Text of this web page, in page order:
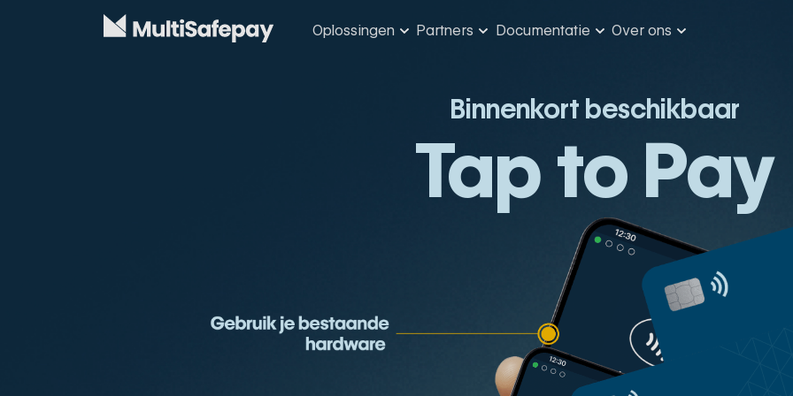
Oplossingen
Kanalen Aan de slag
Partners
Onze partners Samenwerken met
ons
Documentatie
Merchants Developers
Over ons
MultiSafepay Nieuws
Binnenkort beschikbaar
Tap to Pay